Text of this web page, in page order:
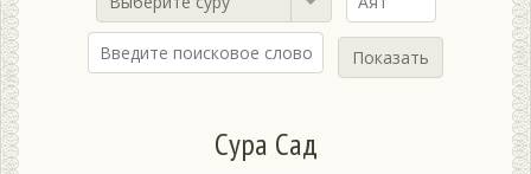
Показать
Сура Сад